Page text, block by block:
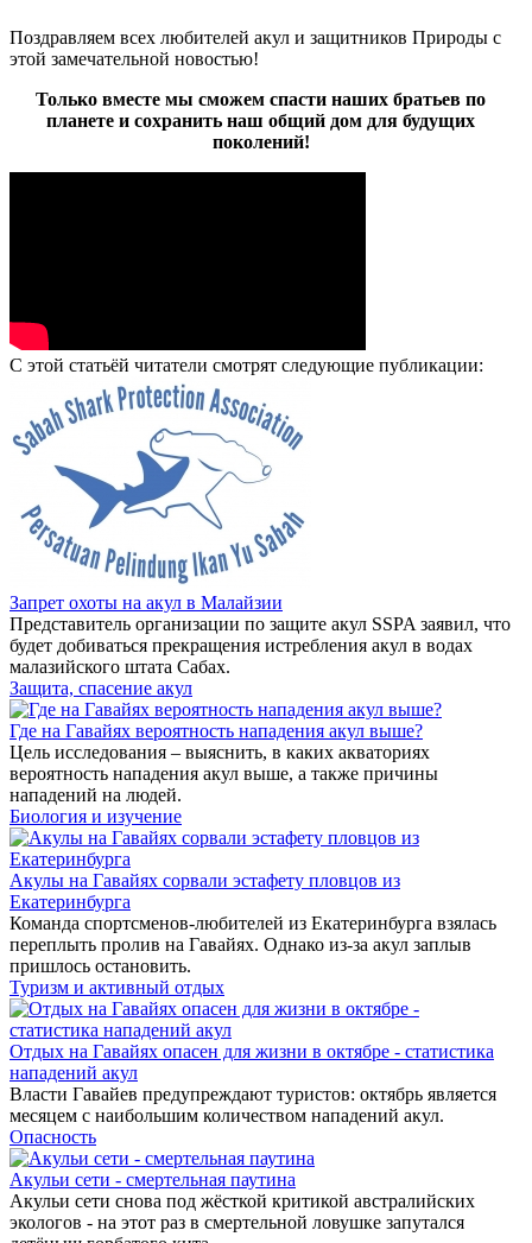
Поздравляем всех любителей акул и защитников Природы с
этой замечательной новостью!
Только вместе мы сможем спасти наших братьев по
планете и сохранить наш общий дом для будущих
поколений!
С этой статьёй читатели смотрят следующие публикации:
Запрет охоты на акул в Малайзии
Представитель организации по защите акул SSPA заявил, что
будет добиваться прекращения истребления акул в водах
малазийского штата Сабах.
Защита, спасение акул
Где на Гавайях вероятность нападения акул выше?
Цель исследования – выяснить, в каких акваториях
вероятность нападения акул выше, а также причины
нападений на людей.
Биология и изучение
Акулы на Гавайях сорвали эстафету пловцов из
Екатеринбурга
Команда спортсменов-любителей из Екатеринбурга взялась
переплыть пролив на Гавайях. Однако из-за акул заплыв
пришлось остановить.
Туризм и активный отдых
Отдых на Гавайях опасен для жизни в октябре - статистика
нападений акул
Власти Гавайев предупреждают туристов: октябрь является
месяцем с наибольшим количеством нападений акул.
Опасность
Акульи сети - смертельная паутина
Акульи сети снова под жёсткой критикой австралийских
экологов - на этот раз в смертельной ловушке запутался